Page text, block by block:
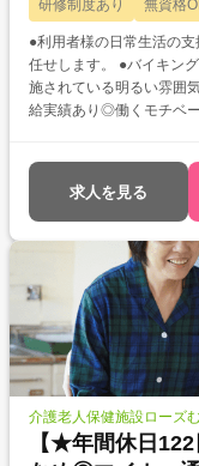
研修制度あり
無資格
●利用者様の日常生活の
任せします。 ●バイキン
施されている明るい雰囲
給実績あり◎働くモチベ
求人を見る
介護老人保健施設ローズ
【★年間休日